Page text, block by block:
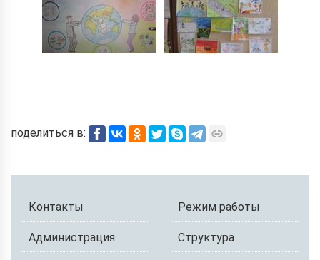
поделиться в:
Контакты Режим работы
Администрация Структура